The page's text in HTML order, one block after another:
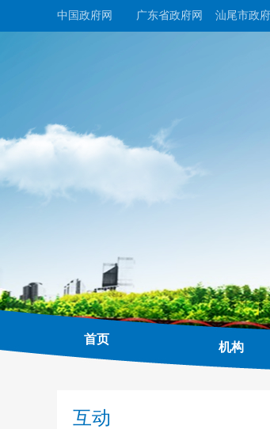
中国政府网 广东省政府网 汕尾市政
首页
机构
互动